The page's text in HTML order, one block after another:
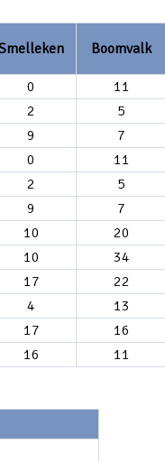
Boomvalk
0 11
2 5
9 7
0 11
2 5
9 7
10 20
10 34
17 22
4 13
17 16
16 11